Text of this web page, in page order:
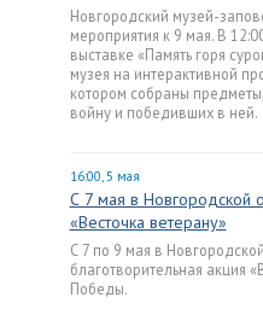
Новгородский музей-
мероприятия к 9 мая. В
выставке «Память горя
музея на интерактивной
котором собраны
войну и победивших в ней.
16:00, 5 мая
С 7 мая в Новгородской
«Весточка ветерану»
С 7 по 9 мая в
благотворительная акция
Победы.